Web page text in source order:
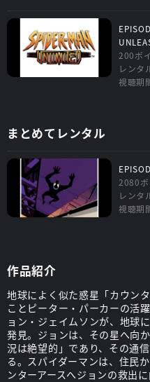
200ポ
レンタ
視聴期
まとめてレンタル
2080ポ
レンタ
視聴期
作品紹介
地球によく似た惑星「カウン
ことピーター・パーカーの活
ョン・ジェイムソンが、地球
発見。ジョンは、その星へ向
況は絶望的」であり、その通
る。スパイダーマンは、住民
ンターアースへジョンの救出に